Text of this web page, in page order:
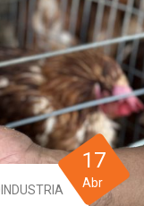
17
Abr